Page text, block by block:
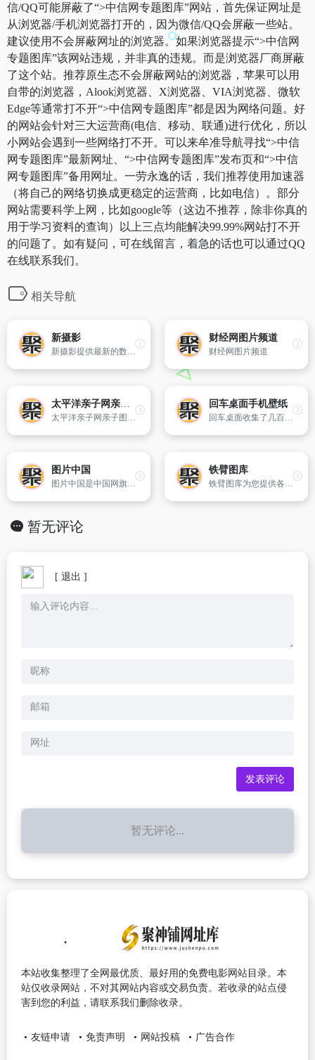
信/QQ可能屏蔽了“>中信网专题图库”网站，首先保证网址是
从浏览器/手机浏览器打开的，因为微信/QQ会屏蔽一些站。
建议使用不会屏蔽网址的浏览器。如果浏览器提示“>中信网
专题图库”该网站违规，并非真的违规。而是浏览器厂商屏蔽
了这个站。推荐原生态不会屏蔽网站的浏览器，苹果可以用
自带的浏览器，Alook浏览器、X浏览器、VIA浏览器、微软
Edge等通常打不开“>中信网专题图库”都是因为网络问题。好
的网站会针对三大运营商(电信、移动、联通)进行优化，所以
小网站会遇到一些网络打不开。可以来牟准导航寻找“>中信
网专题图库”最新网址、“>中信网专题图库”发布页和“>中信
网专题图库”备用网址。一劳永逸的话，我们推荐使用加速器
（将自己的网络切换成更稳定的运营商，比如电信）。部分
网站需要科学上网，比如google等（这边不推荐，除非你真的
用于学习资料的查询）以上三点均能解决99.99%网站打不开
的问题了。如有疑问，可在线留言，着急的话也可以通过QQ
在线联系我们。
相关导航
新摄影
新摄影提供最新的数码相机资讯及在线摄影交流社区。
财经网图片频道
财经网图片频道
太平洋亲子网亲子图库
太平洋亲子网亲子图库频道,提供各类精彩美图,如宝宝图片,婴儿图片,孕妇照等,此外还有精美的婚纱照,美食图,搞笑图片,搞怪表情,给广大网友提供海量精美图片。
回车桌面手机壁纸
回车桌面收集了几百万张高清精美的手机壁纸,手机桌面,手机背景图片以及手机锁屏壁纸,支持苹果apple,安卓android主流智能手机壁纸桌面,是国内大全的手机壁纸大全下载站点,所有手机壁纸均提供二维码扫描下载。
图片中国
图片中国是中国网旗下的大型多媒体图片外宣平台,汇集优秀摄影师及图片编辑,第一时间提供优质图片新闻,眼观中国内外,见证中国发展过程中的重要时刻与瞬间。
铁臂图库
铁臂图库为您提供各种品牌工程机械高清图片,包括产品图片,施工图片,维修图片,展会图片,行业图片,趣味图片。买工程机械就上铁臂商城。
暂无评论
[ 退出 ]
暂无评论...
本站收集整理了全网最优质、最好用的免费电影网站目录。本
站仅收录网站，不对其网站内容或交易负责。若收录的站点侵
害到您的利益，请联系我们删除收录。
友链申请 免责声明 网站投稿 广告合作